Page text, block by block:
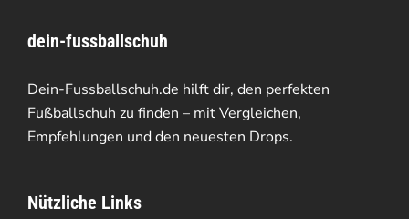
dein-fussballschuh
Dein-Fussballschuh.de hilft dir, den perfekten
Fußballschuh zu finden – mit Vergleichen,
Empfehlungen und den neuesten Drops.
Nützliche Links